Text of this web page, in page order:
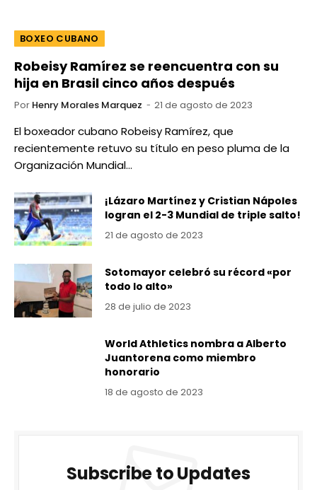
BOXEO CUBANO
Robeisy Ramírez se reencuentra con su
hija en Brasil cinco años después
Por Henry Morales Marquez 21 de agosto de 2023
El boxeador cubano Robeisy Ramírez, que
recientemente retuvo su título en peso pluma de la
Organización Mundial…
¡Lázaro Martínez y Cristian Nápoles
logran el 2-3 Mundial de triple salto!
21 de agosto de 2023
Sotomayor celebró su récord «por
todo lo alto»
28 de julio de 2023
World Athletics nombra a Alberto
Juantorena como miembro
honorario
18 de agosto de 2023
Subscribe to Updates